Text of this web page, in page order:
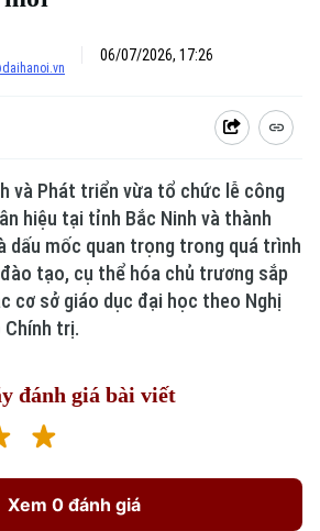
06/07/2026, 17:26
và Phát triển vừa tổ chức lễ công
hiệu tại tỉnh Bắc Ninh và thành
dấu mốc quan trọng trong quá trình
tạo, cụ thể hóa chủ trương sắp
cơ sở giáo dục đại học theo Nghị
Chính trị.
đánh giá bài viết
Xem 0 đánh giá